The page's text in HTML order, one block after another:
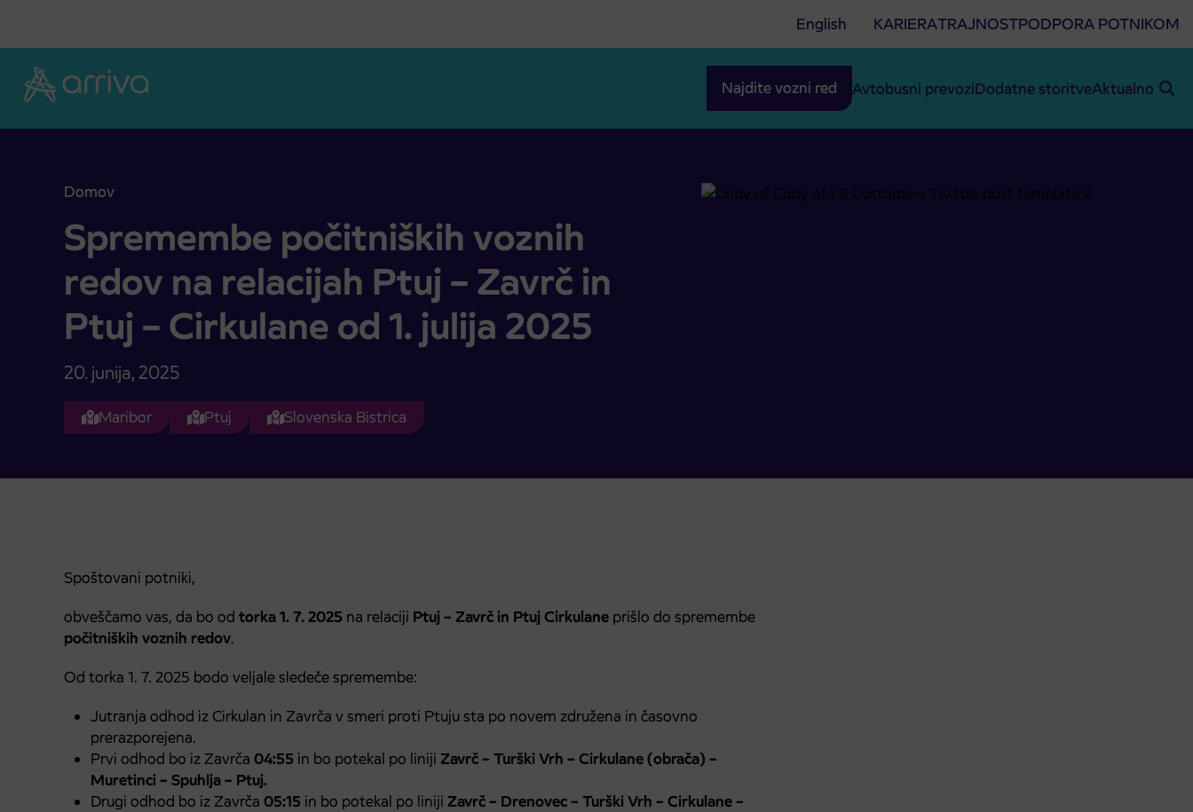
English KARIERATRAJNOSTPODPORA POTNIKOM
Najdite vozni red Avtobusni prevoziDodatne storitveAktualno
Domov
Spremembe počitniških voznih redov na relacijah Ptuj – Zavrč in Ptuj – Cirkulane od 1. julija 2025
Spremembe počitniških voznih
redov na relacijah Ptuj – Zavrč in
Ptuj – Cirkulane od 1. julija 2025
20. junija, 2025
Maribor Ptuj Slovenska Bistrica
Spoštovani potniki,
obveščamo vas, da bo od torka 1. 7. 2025 na relaciji Ptuj – Zavrč in Ptuj Cirkulane prišlo do spremembe
počitniških voznih redov.
Od torka 1. 7. 2025 bodo veljale sledeče spremembe:
Jutranja odhod iz Cirkulan in Zavrča v smeri proti Ptuju sta po novem združena in časovno
prerazporejena.
Prvi odhod bo iz Zavrča 04:55 in bo potekal po liniji Zavrč – Turški Vrh – Cirkulane (obrača) –
Muretinci – Spuhlja – Ptuj.
Drugi odhod bo iz Zavrča 05:15 in bo potekal po liniji Zavrč – Drenovec – Turški Vrh – Cirkulane –